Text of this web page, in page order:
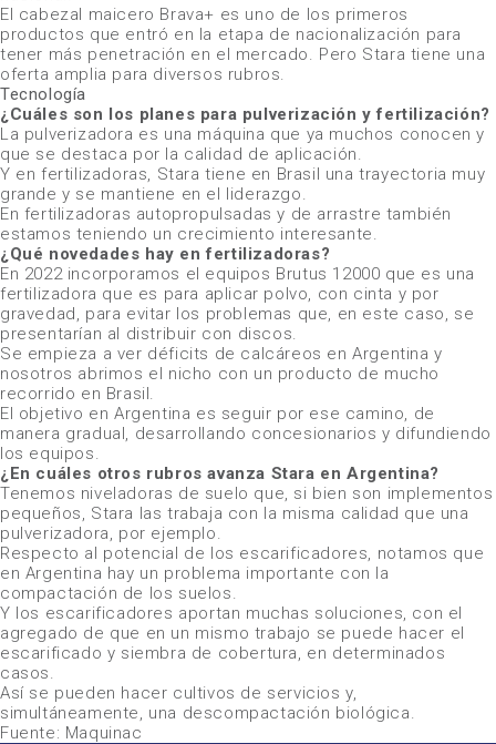
El cabezal maicero Brava+ es uno de los primeros
productos que entró en la etapa de nacionalización para
tener más penetración en el mercado. Pero Stara tiene una
oferta amplia para diversos rubros.
Tecnología
¿Cuáles son los planes para pulverización y fertilización?
La pulverizadora es una máquina que ya muchos conocen y
que se destaca por la calidad de aplicación.
Y en fertilizadoras, Stara tiene en Brasil una trayectoria muy
grande y se mantiene en el liderazgo.
En fertilizadoras autopropulsadas y de arrastre también
estamos teniendo un crecimiento interesante.
¿Qué novedades hay en fertilizadoras?
En 2022 incorporamos el equipos Brutus 12000 que es una
fertilizadora que es para aplicar polvo, con cinta y por
gravedad, para evitar los problemas que, en este caso, se
presentarían al distribuir con discos.
Se empieza a ver déficits de calcáreos en Argentina y
nosotros abrimos el nicho con un producto de mucho
recorrido en Brasil.
El objetivo en Argentina es seguir por ese camino, de
manera gradual, desarrollando concesionarios y difundiendo
los equipos.
¿En cuáles otros rubros avanza Stara en Argentina?
Tenemos niveladoras de suelo que, si bien son implementos
pequeños, Stara las trabaja con la misma calidad que una
pulverizadora, por ejemplo.
Respecto al potencial de los escarificadores, notamos que
en Argentina hay un problema importante con la
compactación de los suelos.
Y los escarificadores aportan muchas soluciones, con el
agregado de que en un mismo trabajo se puede hacer el
escarificado y siembra de cobertura, en determinados
casos.
Así se pueden hacer cultivos de servicios y,
simultáneamente, una descompactación biológica.
Fuente: Maquinac